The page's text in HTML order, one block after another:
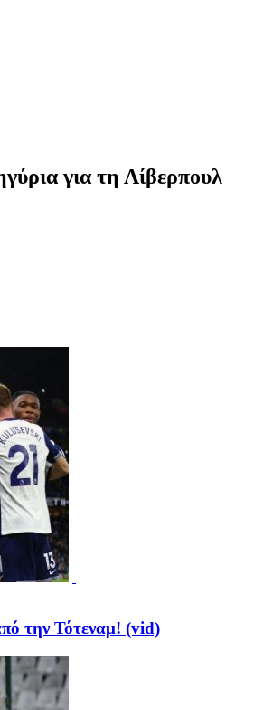
για τη Λίβερπουλ
την Τότεναμ! (vid)